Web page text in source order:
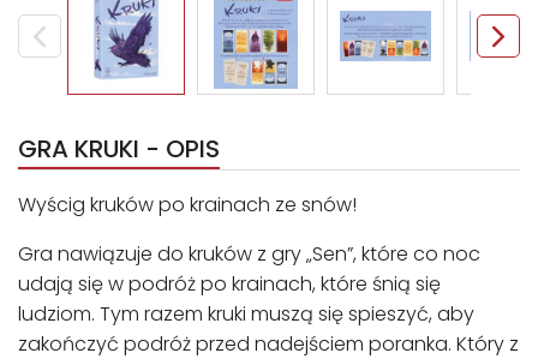
GRA KRUKI - OPIS
Wyścig kruków po krainach ze snów!
Gra nawiązuje do kruków z gry „Sen”, które co noc
udają się w podróż po krainach, które śnią się
ludziom. Tym razem kruki muszą się spieszyć, aby
zakończyć podróż przed nadejściem poranka. Który z